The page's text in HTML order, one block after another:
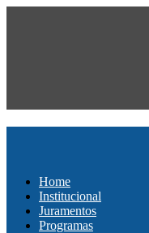
Home
Institucional
Juramentos
Programas